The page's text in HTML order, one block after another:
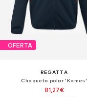
OFERTA
REGATTA
Chaqueta polar 'Kames'
81,27€